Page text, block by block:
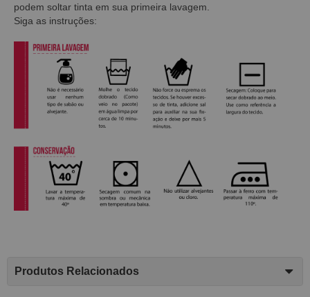
podem soltar tinta em sua primeira lavagem.
Siga as instruções:
Produtos Relacionados